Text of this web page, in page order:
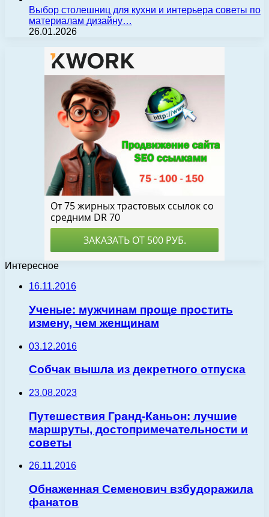
Выбор столешниц для кухни и интерьера советы по
материалам дизайну…
26.01.2026
Интересное
16.11.2016
Ученые: мужчинам проще простить
измену, чем женщинам
03.12.2016
Собчак вышла из декретного отпуска
23.08.2023
Путешествия Гранд-Каньон: лучшие
маршруты, достопримечательности и
советы
26.11.2016
Обнаженная Семенович взбудоражила
фанатов